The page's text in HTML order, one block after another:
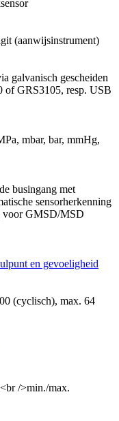
(aanwijsinstrument)
galvanisch gescheiden
of GRS3105, resp. USB
mbar, bar, mmHg,
busingang met
sensorherkenning
voor GMSD/MSD
en gevoeligheid
(cyclisch), max. 64
/>min./max.